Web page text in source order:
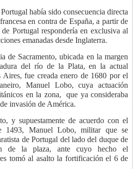
había sido consecuencia directa
en contra de España, a partir de
Portugal respondería en exclusiva al
emanadas desde Inglaterra.
de Sacramento, ubicada en la margen
del río de la Plata, en la actual
Aires, fue creada enero de 1680 por el
Manuel Lobo, cuya actuación
en la zona,
que ya consideraba
invasión de América.
y supuestamente de acuerdo con el
1493, Manuel Lobo, militar que se
de Portugal del lado del duque de
de la plaza, ante cuyo hecho el
tomó al asalto la fortificación el 6 de